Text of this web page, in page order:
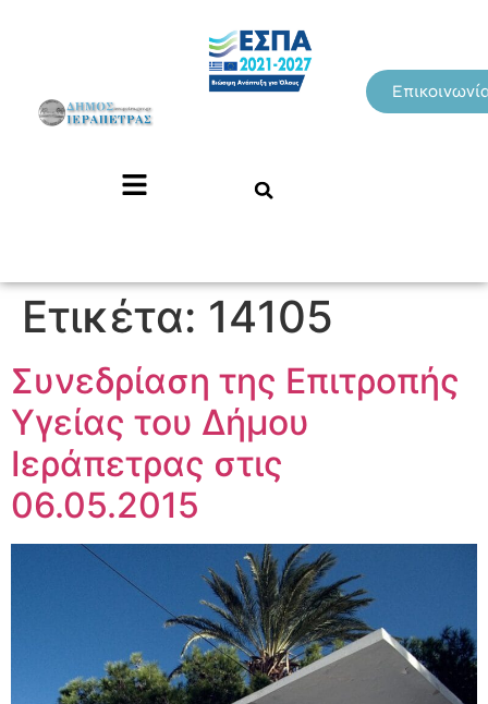
Ετικέτα: 14105
Συνεδρίαση της Επιτροπής
Υγείας του Δήμου
Ιεράπετρας στις
06.05.2015